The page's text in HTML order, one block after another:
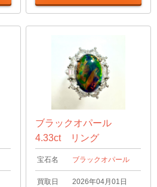
ブラックオパール
4.33ct リング
宝石名 ブラックオパール
買取日 2026年04月01日